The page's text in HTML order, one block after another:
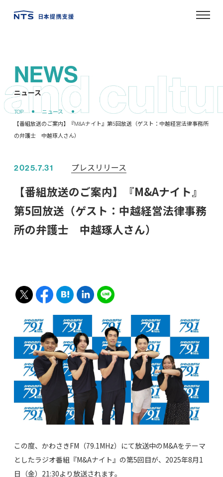
NEWS
ニュース
2025.7.31 プレスリリース
【番組放送のご案内】『M&Aナイト』
第5回放送（ゲスト：中越経営法律事務
所の弁護士 中越琢人さん）
この度、かわさきFM（79.1MHz）にて放送中のM&Aをテーマ
としたラジオ番組 『M&Aナイト』の第5回目が、2025年8月1
日（金）21:30より放送されます。